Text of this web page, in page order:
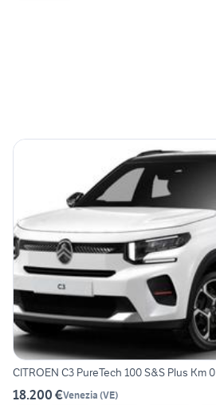
CITROEN C3 PureTech 100 S&S Plus Km 0
18.200 €Venezia (VE)